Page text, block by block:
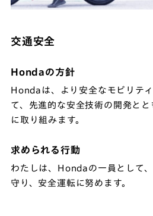
交通安全
Hondaの方針
Hondaは、より安全なモビリテ
て、先進的な安全技術の開発と
に取り組みます。
求められる行動
わたしは、Hondaの一員として
守り、安全運転に努めます。